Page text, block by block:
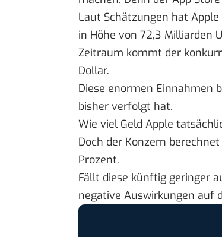
Laut Schätzungen hat
in Höhe von 72,3 Milliarden
Zeitraum kommt der
Dollar.
Diese enormen Einnahmen
bisher verfolgt hat.
Wie viel Geld Apple
Doch der Konzern
Prozent.
Fällt diese künftig geringer
negative Auswirkungen auf